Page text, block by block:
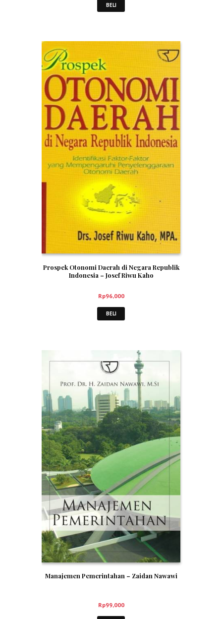
BELI
Prospek Otonomi Daerah di Negara Republik
Indonesia – Josef Riwu Kaho
Rp96,000
BELI
Manajemen Pemerintahan – Zaidan Nawawi
Rp99,000